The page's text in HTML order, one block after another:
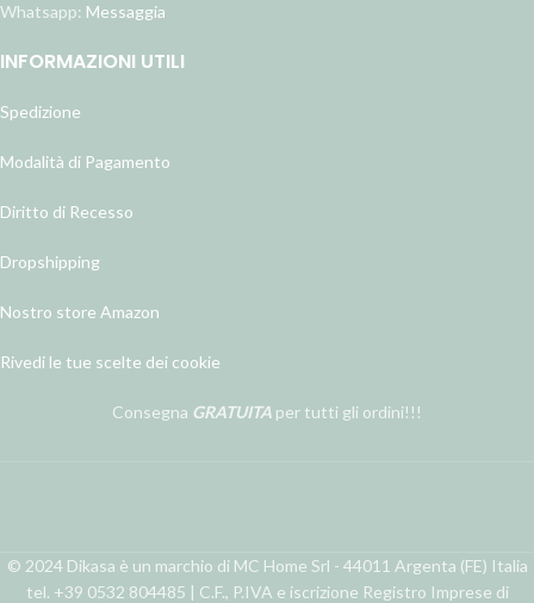
Whatsapp: Messaggia
INFORMAZIONI UTILI
Spedizione
Modalità di Pagamento
Diritto di Recesso
Dropshipping
Nostro store Amazon
Rivedi le tue scelte dei cookie
Consegna GRATUITA per tutti gli ordini!!!
© 2024 Dikasa è un marchio di MC Home Srl - 44011 Argenta (FE) Italia
tel. +39 0532 804485 | C.F., P.IVA e iscrizione Registro Imprese di